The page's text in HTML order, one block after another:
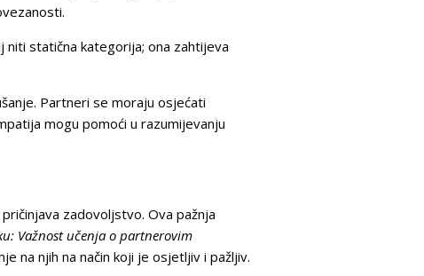
niti statična kategorija; ona zahtijeva
Partneri se moraju osjećati
mogu pomoći u razumijevanju
zadovoljstvo. Ova pažnja
Važnost učenja o partnerovim
na njih na način koji je osjetljiv i pažljiv.